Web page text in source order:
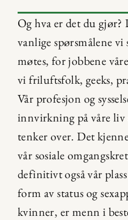
Og hva er det du gjør?
vanlige spørsmålene
møtes, for jobbene
vi friluftsfolk, geeks,
Vår profesjon og
innvirkning på våre liv
tenker over. Det
vår sosiale
definitivt også vår
form av status og
kvinner, er menn i